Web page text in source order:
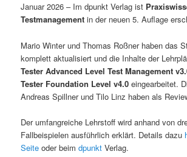
Januar 2026 – Im dpunkt Verlag ist
Testmanagement in der neuen 5. Auflage
Mario Winter und Thomas Roßner haben das
komplett aktualisiert und die Inhalte der
Tester Advanced Level Test Management
Tester Foundation Level v4.0 eingearbeitet.
Andreas Spillner und Tilo Linz haben als
Der umfangreiche Lehrstoff wird anhand von
Fallbeispielen ausführlich erklärt. Details dazu
Seite oder beimdpunktVerlag.